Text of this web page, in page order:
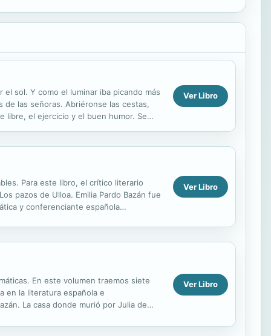
sol. Y como el luminar iba picando más
las señoras. Abriéronse las cestas,
libre, el ejercicio y el buen humor. Se
Ver Libro
Para este libro, el crítico literario
pazos de Ulloa. Emilia Pardo Bazán fue
y conferenciante española
Ver Libro
En este volumen traemos siete
en la literatura española e
La casa donde murió por Julia de
Ver Libro